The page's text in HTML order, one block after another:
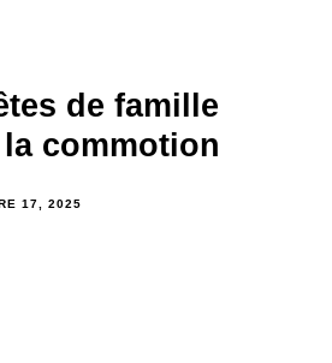
de famille
commotion
17, 2025